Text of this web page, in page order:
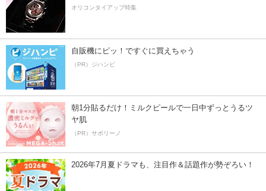
オリコンタイアップ特集
自販機にピッ！ですぐに買えちゃう
（PR）ジハンピ
朝1分貼るだけ！ミルクピールで一日中ずっとうるツ
ヤ肌
（PR）サボリーノ
2026年7月夏ドラマも、注目作＆話題作が勢ぞろい！